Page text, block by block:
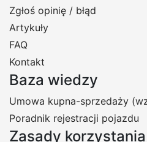
Zgłoś opinię / błąd
Artykuły
FAQ
Kontakt
Baza wiedzy
Umowa kupna-sprzedaży
Poradnik rejestracji pojazdu
Zasady korzystania